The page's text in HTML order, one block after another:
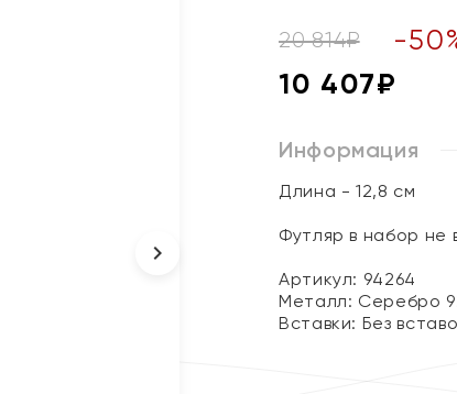
20 814₽ -50
10 407₽
Информация
Длина - 12,8 см
Футляр в набор не
Артикул: 94264
Металл: Серебро
Вставки: Без